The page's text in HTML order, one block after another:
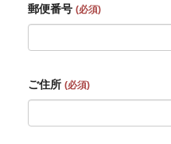
郵便番号 (必須)
ご住所 (必須)